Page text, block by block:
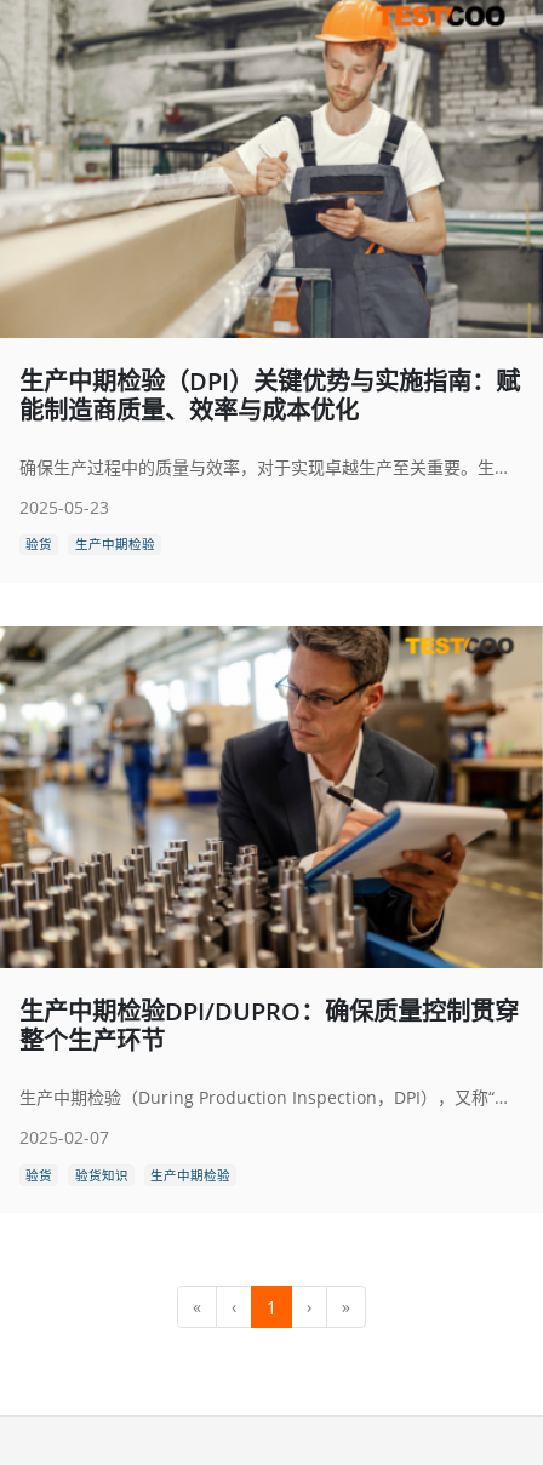
生产中期检验（DPI）关键优势与实施指南：赋
能制造商质量、效率与成本优化
确保生产过程中的质量与效率，对于实现卓越生产至关重要。生产中期检验（DPI/DUPRO），亦称过程检验，在维持高标准的质量控制与运营效率方面发挥着关键作用。本综合指南探讨了生产中期检验的主要优势及其如何促进制造卓越。
2025-05-23
验货 生产中期检验
生产中期检验DPI/DUPRO：确保质量控制贯穿
整个生产环节
生产中期检验（During Production Inspection，DPI），又称“过程检验”或“DUPRO检验”，是制造业质量保障流程中至关重要的一环。它通过在生产的各个阶段系统性地评估产品、组件或材料，帮助识别缺陷或与预设标准的偏差。DPI确保制造过程符合特定要求，从而降低生产不合格品的风险。本文将深入探讨DPI的意义、优势及其对行业的影响。
2025-02-07
验货 验货知识 生产中期检验
« ‹ 1 › »